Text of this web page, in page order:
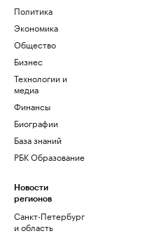
Политика
Экономика
Общество
Бизнес
Технологии и
медиа
Финансы
Биографии
База знаний
РБК Образование
Новости
регионов
Санкт-Петербург
и область